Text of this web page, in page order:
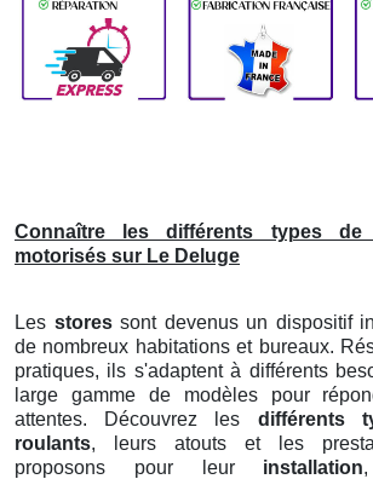
Connaître les différents types de
motorisés sur Le Deluge
Les storessont devenus un dispositif
de nombreux habitations et bureaux.
pratiques, ils s'adaptent à différents
large gamme de modèles pour
attentes. Découvrez les différents
roulants, leurs atouts et les
proposons pour leur installation